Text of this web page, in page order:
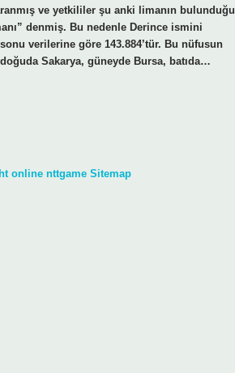
ve yetkililer şu anki limanın bulunduğu
denmiş. Bu nedenle Derince ismini
verilerine göre 143.884’tür. Bu nüfusun
Sakarya, güneyde Bursa, batıda…
online nttgame Sitemap